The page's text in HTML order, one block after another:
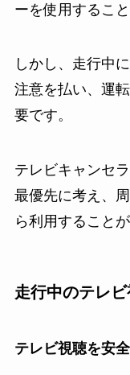
ーを使用するこ
しかし、走行中
注意を払い、運
要です。
テレビキャンセ
最優先に考え、
ら利用すること
走行中のテレ
テレビ視聴を安